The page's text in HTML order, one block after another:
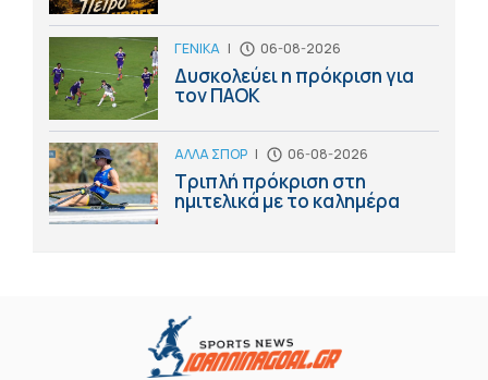
ΓΕΝΙΚΑ | 06-08-2026
Δυσκολεύει η πρόκριση για
τον ΠΑΟΚ
ΑΛΛΑ ΣΠΟΡ | 06-08-2026
Τριπλή πρόκριση στη
ημιτελικά με το καλημέρα